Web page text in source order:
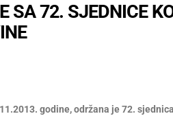
SA 72. SJEDNICE
godine, održana je 72.